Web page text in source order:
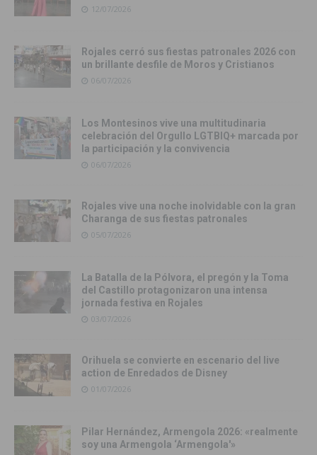
12/07/2026
Rojales cerró sus fiestas patronales 2026 con
un brillante desfile de Moros y Cristianos
06/07/2026
Los Montesinos vive una multitudinaria
celebración del Orgullo LGTBIQ+ marcada por
la participación y la convivencia
06/07/2026
Rojales vive una noche inolvidable con la gran
Charanga de sus fiestas patronales
05/07/2026
La Batalla de la Pólvora, el pregón y la Toma
del Castillo protagonizaron una intensa
jornada festiva en Rojales
03/07/2026
Orihuela se convierte en escenario del live
action de Enredados de Disney
01/07/2026
Pilar Hernández, Armengola 2026: «realmente
soy una Armengola ‘Armengola'»